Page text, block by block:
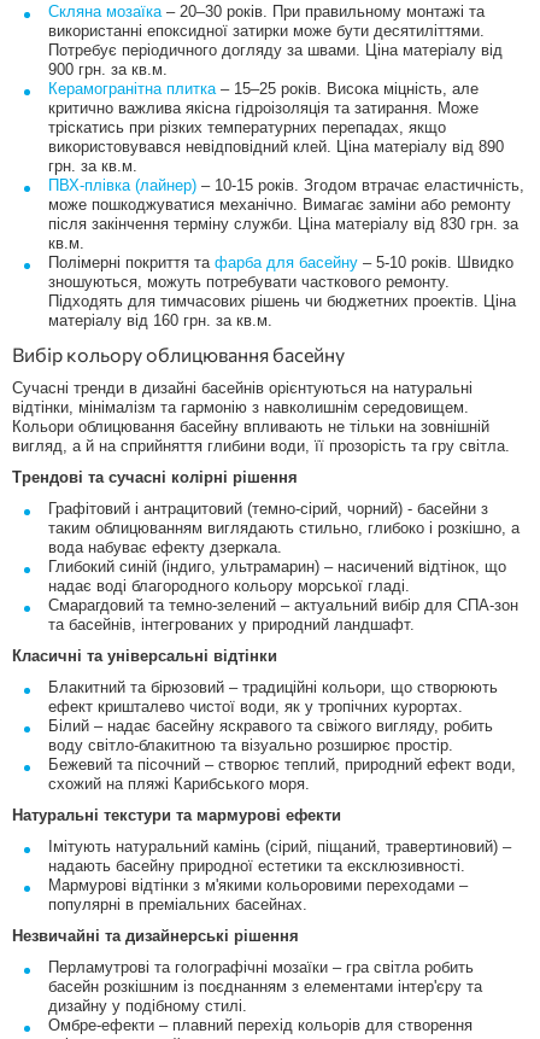
Скляна мозаїка – 20–30 років. При правильному монтажі та
використанні епоксидної затирки може бути десятиліттями.
Потребує періодичного догляду за швами. Ціна матеріалу від
900 грн. за кв.м.
Керамогранітна плитка – 15–25 років. Висока міцність, але
критично важлива якісна гідроізоляція та затирання. Може
тріскатись при різких температурних перепадах, якщо
використовувався невідповідний клей. Ціна матеріалу від 890
грн. за кв.м.
ПВХ-плівка (лайнер) – 10-15 років. Згодом втрачає еластичність,
може пошкоджуватися механічно. Вимагає заміни або ремонту
після закінчення терміну служби. Ціна матеріалу від 830 грн. за
кв.м.
Полімерні покриття та фарба для басейну – 5-10 років. Швидко
зношуються, можуть потребувати часткового ремонту.
Підходять для тимчасових рішень чи бюджетних проектів. Ціна
матеріалу від 160 грн. за кв.м.
Вибір кольору облицювання басейну
Сучасні тренди в дизайні басейнів орієнтуються на натуральні
відтінки, мінімалізм та гармонію з навколишнім середовищем.
Кольори облицювання басейну впливають не тільки на зовнішній
вигляд, а й на сприйняття глибини води, її прозорість та гру світла.
Трендові та сучасні колірні рішення
Графітовий і антрацитовий (темно-сірий, чорний) - басейни з
таким облицюванням виглядають стильно, глибоко і розкішно, а
вода набуває ефекту дзеркала.
Глибокий синій (індиго, ультрамарин) – насичений відтінок, що
надає воді благородного кольору морської гладі.
Смарагдовий та темно-зелений – актуальний вибір для СПА-зон
та басейнів, інтегрованих у природний ландшафт.
Класичні та універсальні відтінки
Блакитний та бірюзовий – традиційні кольори, що створюють
ефект кришталево чистої води, як у тропічних курортах.
Білий – надає басейну яскравого та свіжого вигляду, робить
воду світло-блакитною та візуально розширює простір.
Бежевий та пісочний – створює теплий, природний ефект води,
схожий на пляжі Карибського моря.
Натуральні текстури та мармурові ефекти
Імітують натуральний камінь (сірий, піщаний, травертиновий) –
надають басейну природної естетики та ексклюзивності.
Мармурові відтінки з м'якими кольоровими переходами –
популярні в преміальних басейнах.
Незвичайні та дизайнерські рішення
Перламутрові та голографічні мозаїки – гра світла робить
басейн розкішним із поєднанням з елементами інтер'єру та
дизайну у подібному стилі.
Омбре-ефекти – плавний перехід кольорів для створення